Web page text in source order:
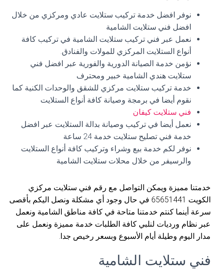
نوفر افضل خدمة تركيب ستلايت عادي ومركزي من خلال
افضل فني ستلايت الشامية
نعمل عبر فني تركيب ستلايت الشامية في تركيب كافة
أنواع الستلايت المركزي للمولات والفنادق.
نؤمن خدمة الصيانة الدورية والفورية عبر افضل فني
ستلايت هندي الشامية خبير ومحترف
خدمة تركيب ستلايت مركزي للشقق والوحدات الكنية كما
نقوم أيضا في برمجة وصيانة كافة أنواع الستلايت
فني ستلايت كيفان
نعمل أيضا في تركيب وصيانة بدالة الستلايت عبر افضل
خدمة فني تصليح ستلايت خدمة 24 ساعة
نوفر لكم خدمة بيع وشراء وتركيب كافة أنواع الستلايت
والرسيفر من خلال محلات ستلايت الشامية
خدمتنا مميزة ويمكن التواصل مع رقم فني ستلايت مركزي
الكويت 65651441 في حال وجود أي مشكلة ونصل اليكم بأقصى
سرعة أينما كنتم خدمتنا متاحة في كافة مناطق الشامية ونعمل
عبر نظام ورديات لنلبي كافة الطلبات خدمة مميزة ونعمل على
مدار اليوم وطيلة أيام الأسبوع وبسعر رخيص جدا.
فني ستلايت الشامية